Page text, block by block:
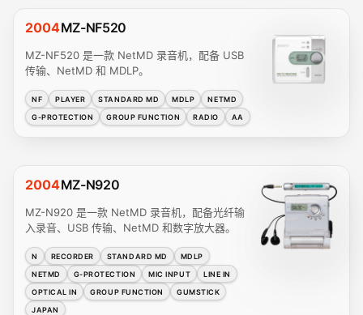
2004MZ-NF520
MZ-NF520 是一款 NetMD 录音机，配备 USB
传输、NetMD 和 MDLP。
NF PLAYER STANDARD MD MDLP
NETMD
G-PROTECTION
GROUP FUNCTION RADIO AA
2004MZ-N920
MZ-N920 是一款 NetMD 录音机，配备光纤输
入录音、USB 传输、NetMD 和数字放大器。
N RECORDER STANDARD MD
MDLP
NETMD
G-PROTECTION MIC INPUT
LINE IN
OPTICAL IN
GROUP FUNCTION
GUMSTICK
JAPAN